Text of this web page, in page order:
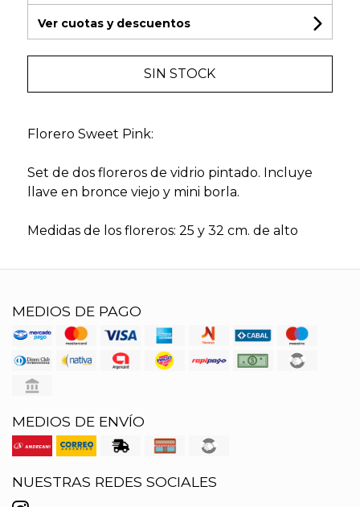
Ver cuotas y descuentos
SIN STOCK
Florero Sweet Pink:
Set de dos floreros de vidrio pintado. Incluye
llave en bronce viejo y mini borla.
Medidas de los floreros: 25 y 32 cm. de alto
MEDIOS DE PAGO
MEDIOS DE ENVÍO
NUESTRAS REDES SOCIALES